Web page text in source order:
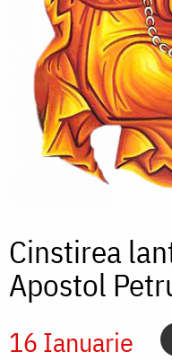
Cinstirea
Apostol
16 Ianuarie